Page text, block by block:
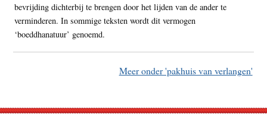
bevrijding dichterbij te brengen door het lijden van de ander te
verminderen. In sommige teksten wordt dit vermogen
‘boeddhanatuur’ genoemd.
Meer onder 'pakhuis van verlangen'